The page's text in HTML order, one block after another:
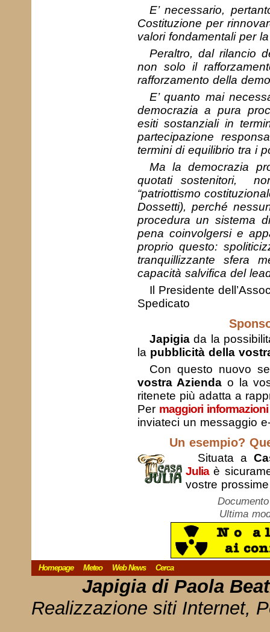
E’ necessario,
Costituzione per
valori fondamentali per
Peraltro, dal rilancio
non solo il
rafforzamento della
E’ quanto mai
democrazia a pura
esiti sostanziali in
partecipazione
termini di equilibrio tra i
Ma la democrazia
quotati sostenitori,
“patriottismo
Dossetti), perché
procedura un sistema
pena coinvolgersi e
proprio questo:
tranquillizzante sfera
capacità salvifica del
Il Presidente
Spedicato
Japigiada la
la pubblicità della
Con questo nuovo
vostra Azienda o la
ritenete più adatta a
Per maggiori informazioni
inviateci un messaggio
Un esempio?
Situata a
Juliaè
vostre
Ultima
Homepage Meteo Web News Cerca
Japigia di Paola
Realizzazione siti Internet,